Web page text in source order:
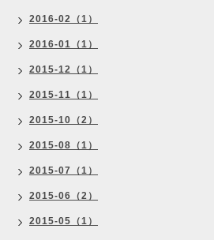
2016-02（1）
2016-01（1）
2015-12（1）
2015-11（1）
2015-10（2）
2015-08（1）
2015-07（1）
2015-06（2）
2015-05（1）